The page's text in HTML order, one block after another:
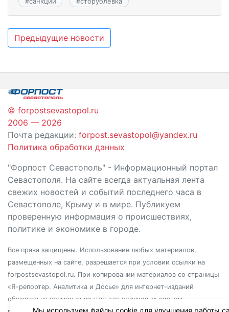
Навигация
записям
Предыдущие новости
© forpostsevastopol.ru
2006 — 2026
Почта редакции: forpost.sevastopol@yandex.ru
Политика обработки данных
"Форпост Севастополь" - Информационный портал
Севастополя. На сайте всегда актуальная лента
свежих новостей и событий последнего часа в
Севастополе, Крыму и в мире. Публикуем
проверенную информация о происшествиях,
политике и экономике в городе.
Все права защищены. Использование любых материалов,
размещенных на сайте, разрешается при условии ссылки на
forpostsevastopol.ru. При копировании материалов со страницы
«Я-репортер. Аналитика и Досье» для интернет-изданий
обязательна прямая открытая для поисковых систем
Мы используем файлы cookie для улучшения работы